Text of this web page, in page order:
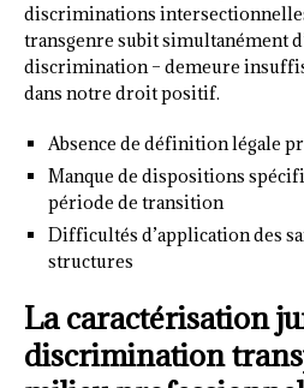
discriminations
transgenre subit simultanément
discrimination – demeure
dans notre droit positif.
Absence de définition légale
Manque de dispositions
période de transition
Difficultés d’application des
structures
La caractérisation
discrimination